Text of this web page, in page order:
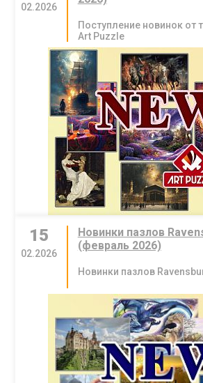
02.2026
Поступление новинок от
Art Puzzle
15
02.2026
Новинки пазлов
(февраль 2026)
Новинки пазлов